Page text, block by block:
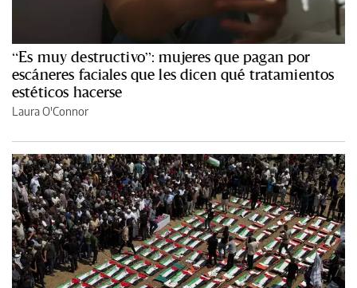
“Es muy destructivo”: mujeres que pagan por
escáneres faciales que les dicen qué tratamientos
estéticos hacerse
Laura O'Connor